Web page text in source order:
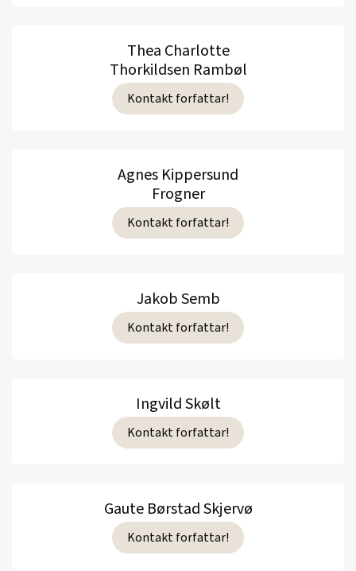
Thea Charlotte
Thorkildsen Rambøl
Kontakt forfattar!
Agnes Kippersund
Frogner
Kontakt forfattar!
Jakob Semb
Kontakt forfattar!
Ingvild Skølt
Kontakt forfattar!
Gaute Børstad Skjervø
Kontakt forfattar!